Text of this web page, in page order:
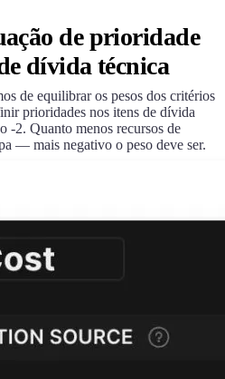
de prioridade
dívida técnica
de equilibrar os pesos dos critérios
prioridades nos itens de dívida
-2. Quanto menos recursos de
— mais negativo o peso deve ser.